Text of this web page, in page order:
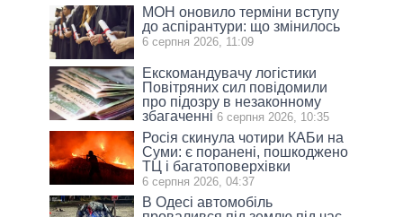
МОН оновило терміни вступу
до аспірантури: що змінилось
6 серпня 2026, 11:09
Екскомандувачу логістики
Повітряних сил повідомили
про підозру в незаконному
збагаченні 6 серпня 2026, 10:35
Росія скинула чотири КАБи на
Суми: є поранені, пошкоджено
ТЦ і багатоповерхівки
6 серпня 2026, 04:37
В Одесі автомобіль